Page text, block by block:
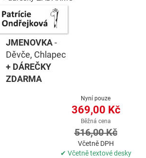
JMENOVKA-
Děvče, Chlapec
+ DÁREČKY
ZDARMA
Nyní pouze
369,00 Kč
Běžná cena
516,00 Kč
Včetně DPH
✔ Včetně textové desky